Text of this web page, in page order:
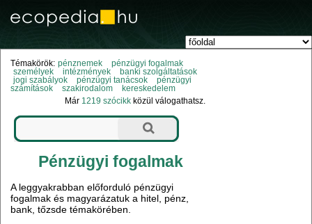
Témakörök: pénznemek
pénzügyi fogalmak
személyek
intézmények
banki szolgáltatások
jogi szabályok
pénzügyi tanácsok
pénzügyi
számítások
szakirodalom
kereskedelem
Már 1219 szócikk közül válogathatsz.
Pénzügyi fogalmak
A leggyakrabban előforduló pénzügyi
fogalmak és magyarázatuk a hitel, pénz,
bank, tőzsde témakörében.